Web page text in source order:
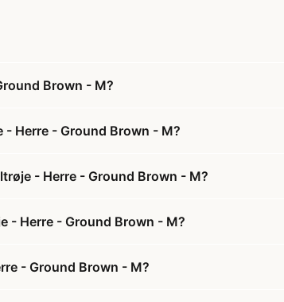
Brown - M?
- Herre - Ground Brown - M?
- Herre - Ground Brown - M?
- Herre - Ground Brown - M?
- Ground Brown - M?